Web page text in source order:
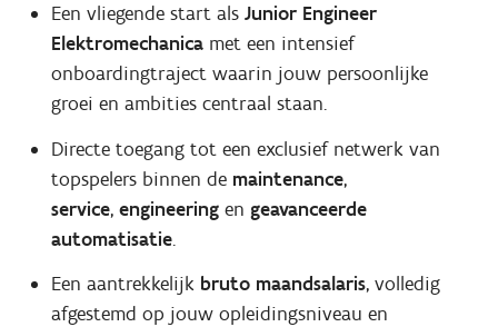
Een vliegende start als Junior Engineer
Elektromechanicamet een intensief
onboardingtraject waarin jouw persoonlijke
groei en ambities centraal staan.
Directe toegang tot een exclusief netwerk van
topspelers binnen de maintenance,
service, engineeringen geavanceerde
automatisatie.
Een aantrekkelijk bruto maandsalaris, volledig
afgestemd op jouw opleidingsniveau en